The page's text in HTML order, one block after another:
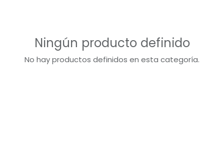
Ningún producto definido
No hay productos definidos en esta categoría.